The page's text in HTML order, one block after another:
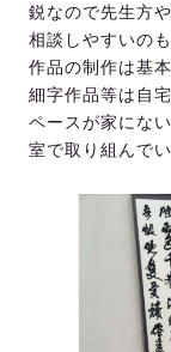
鋭なので先生方
相談しやすいの
作品の制作は基
細字作品等は自
ペースが家にな
室で取り組んで